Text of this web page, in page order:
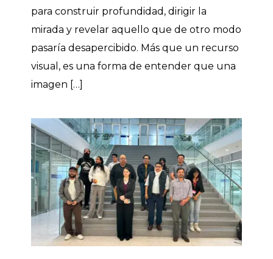
para construir profundidad, dirigir la
mirada y revelar aquello que de otro modo
pasaría desapercibido. Más que un recurso
visual, es una forma de entender que una
imagen […]